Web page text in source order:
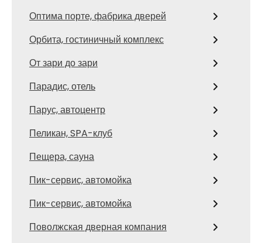
Оптима порте, фабрика дверей
Орбита, гостиничный комплекс
От зари до зари
Парадис, отель
Парус, автоцентр
Пеликан, SPA-клуб
Пещера, сауна
Пик-сервис, автомойка
Пик-сервис, автомойка
Поволжская дверная компания